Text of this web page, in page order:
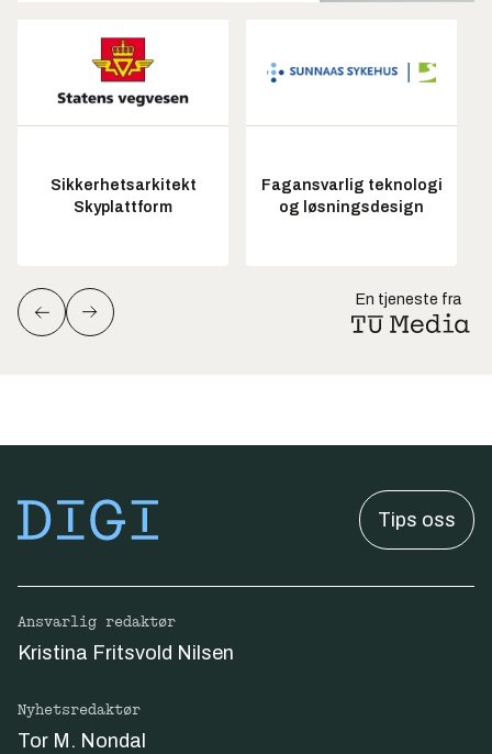
Sikkerhetsarkitekt
Skyplattform
Fagansvarlig teknologi
og løsningsdesign
En tjeneste fra
Tips oss
Ansvarlig redaktør
Kristina Fritsvold Nilsen
Nyhetsredaktør
Tor M. Nondal